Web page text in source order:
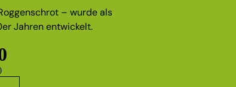
– wurde als
Jahren entwickelt.